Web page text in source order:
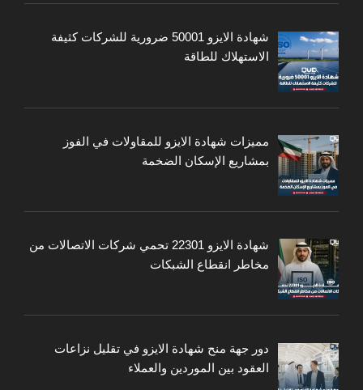
شهادة الايزو 50001 ضرورية للشركات كثيفة
الاستهلاك للطاقة
مميزات شهادة الايزو للمقاولات في الفوز
بمشاريع الإسكان الضخمة
شهادة الايزو 22301 تحمي شركات الاتصالات من
مخاطر انقطاع الشبكات
دور جهة منح شهادة الايزو في تقليل نزاعات
العقود بين الموردين والعملاء